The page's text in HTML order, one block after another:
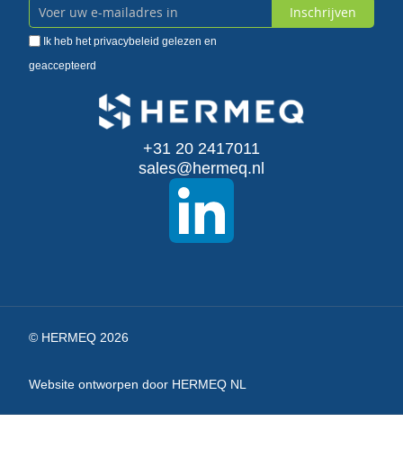
Abonneer
u
Inschrijven
Ik heb hetprivacybeleid gelezen en
geaccepteerd
+31 20 2417011
sales@hermeq.nl
© HERMEQ 2026
Website ontworpen door HERMEQ NL